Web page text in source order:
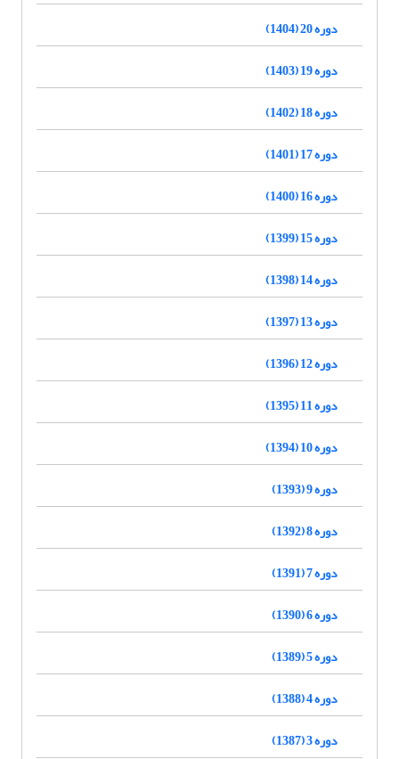
دوره 20 (1404)
دوره 19 (1403)
دوره 18 (1402)
دوره 17 (1401)
دوره 16 (1400)
دوره 15 (1399)
دوره 14 (1398)
دوره 13 (1397)
دوره 12 (1396)
دوره 11 (1395)
دوره 10 (1394)
دوره 9 (1393)
دوره 8 (1392)
دوره 7 (1391)
دوره 6 (1390)
دوره 5 (1389)
دوره 4 (1388)
دوره 3 (1387)